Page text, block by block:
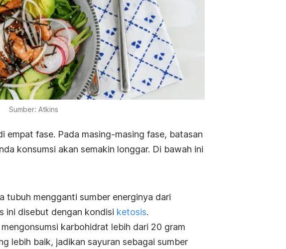
Sumber: Atkins
empat fase. Pada masing-masing fase, batasan
konsumsi akan semakin longgar. Di bawah ini
tubuh mengganti sumber energinya dari
ini disebut dengan kondisi ketosis.
karbohidrat lebih dari 20 gram
lebih baik, jadikan sayuran sebagai sumber